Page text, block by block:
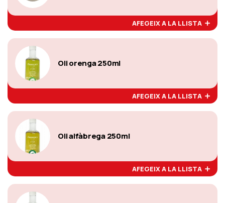
AFEGEIX A LA LLISTA
Oli orenga 250ml
AFEGEIX A LA LLISTA
Oli alfàbrega 250ml
AFEGEIX A LA LLISTA